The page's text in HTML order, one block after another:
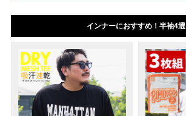
インナーにおすすめ！半袖4選